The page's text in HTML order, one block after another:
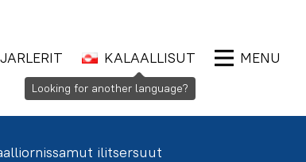
KALAALLISUT MENU
ilitsersuut
Looking for another language?